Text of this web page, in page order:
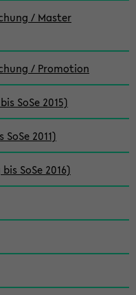
/ Master
/ Promotion
SoSe 2015)
2011)
SoSe 2016)